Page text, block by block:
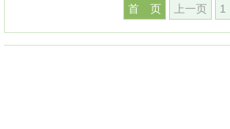
首 页 上一页 1